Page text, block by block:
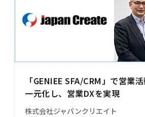
「GENIEE SFA/CRM」で営業
一元化し、営業DXを実現
株式会社ジャパンクリエイト